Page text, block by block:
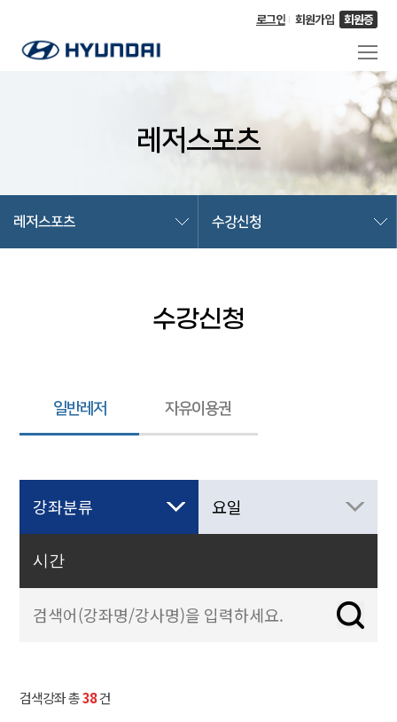
로그인 회원가입 회원증
레저스포츠
레저스포츠 수강신청
수강신청
일반레저 자유이용권
검색강좌 총38건